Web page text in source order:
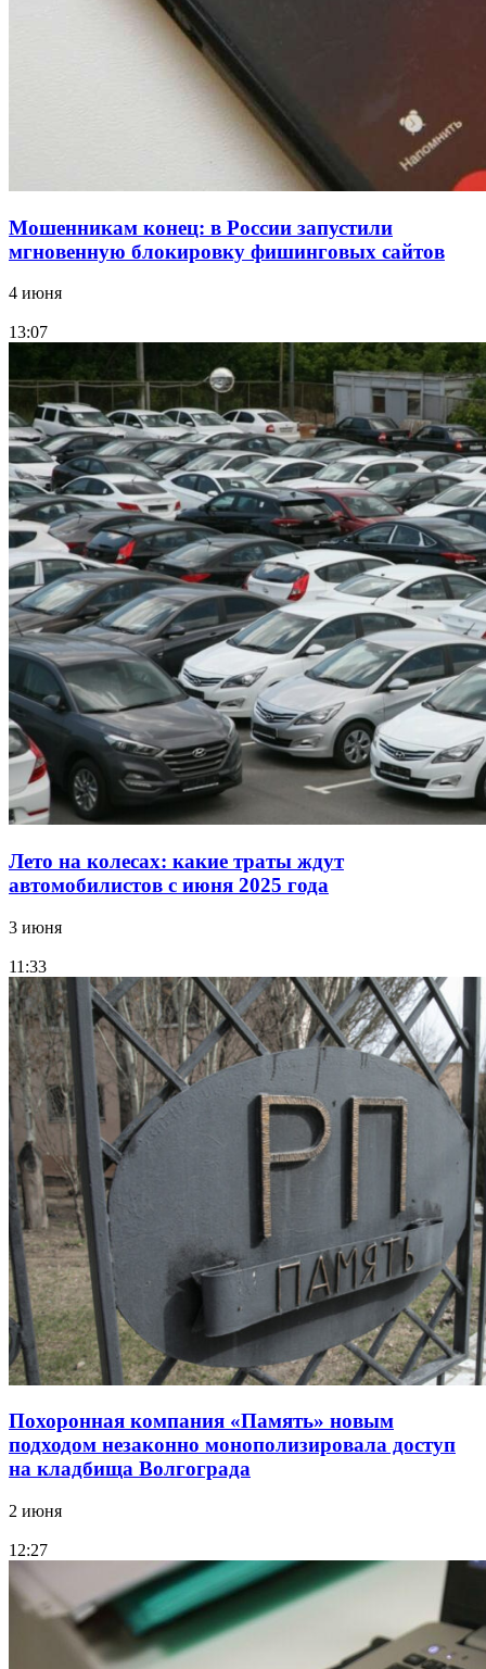
Волгоградские компании нарастили экспорт:
заключены контракты на 3,6 млн долларов
Мошенникам конец: в России запустили
мгновенную блокировку фишинговых сайтов
4 июня
13:07
Лето на колесах: какие траты ждут
автомобилистов с июня 2025 года
3 июня
11:33
Похоронная компания «Память» новым
подходом незаконно монополизировала доступ
на кладбища Волгограда
2 июня
12:27